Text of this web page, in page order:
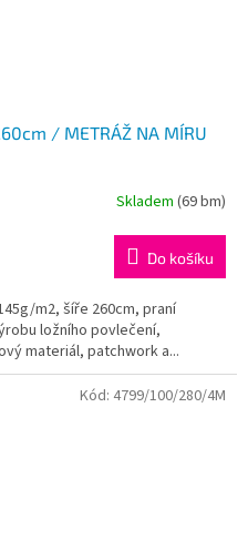
/ METRÁŽ NA MÍRU
Skladem (69 bm)
Do košíku
m2, šíře 260cm, praní
ložního povlečení,
materiál, patchwork a...
Kód: 4799/100/280/4M